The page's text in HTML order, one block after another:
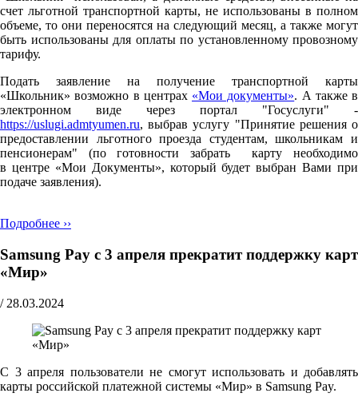
счет льготной транспортной карты, не использованы в полном
объеме, то они переносятся на следующий месяц, а также могут
быть использованы для оплаты по установленному провозному
тарифу.
Подать заявление на получение транспортной карты
«Школьник» возможно в центрах «Мои документы». А также в
электронном виде через портал "Госуслуги" -
https://uslugi.admtyumen.ru, выбрав услугу "Принятие решения о
предоставлении льготного проезда студентам, школьникам и
пенсионерам" (по готовности забрать карту необходимо
в центре «Мои Документы», который будет выбран Вами при
подаче заявления).
Подробнее ››
Samsung Pay с 3 апреля прекратит поддержку карт
«Мир»
/ 28.03.2024
С 3 апреля пользователи не смогут использовать и добавлять
карты российской платежной системы «Мир» в Samsung Pay.